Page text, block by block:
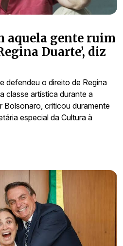
aquela gente ruim
Duarte’, diz
defendeu o direito de Regina
classe artística durante a
Bolsonaro, criticou duramente
especial da Cultura à